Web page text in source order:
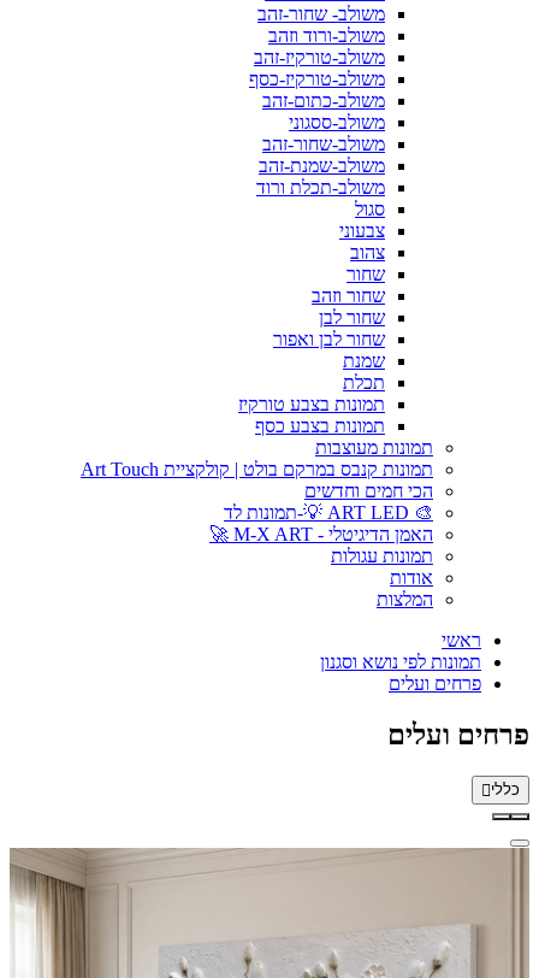
משולב- שחור-זהב
משולב-ורוד וזהב
משולב-טורקיז-זהב
משולב-טורקיז-כסף
משולב-כתום-זהב
משולב-ססגוני
משולב-שחור-זהב
משולב-שמנת-זהב
משולב-תכלת ורוד
סגול
צבעוני
צהוב
שחור
שחור וזהב
שחור לבן
שחור לבן ואפור
שמנת
תכלת
תמונות בצבע טורקיז
תמונות בצבע כסף
תמונות מעוצבות
תמונות קנבס במרקם בולט | קולקציית Art Touch
הכי חמים וחדשים
🎨 ART LED 💡-תמונות לד
האמן הדיגיטלי - M-X ART 🚀
תמונות עגולות
אודות
המלצות
ראשי
תמונות לפי נושא וסגנון
פרחים ועלים
פרחים ועלים
כללי